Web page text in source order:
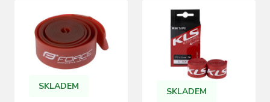
za 1 ks
SKLADEM SKLADEM